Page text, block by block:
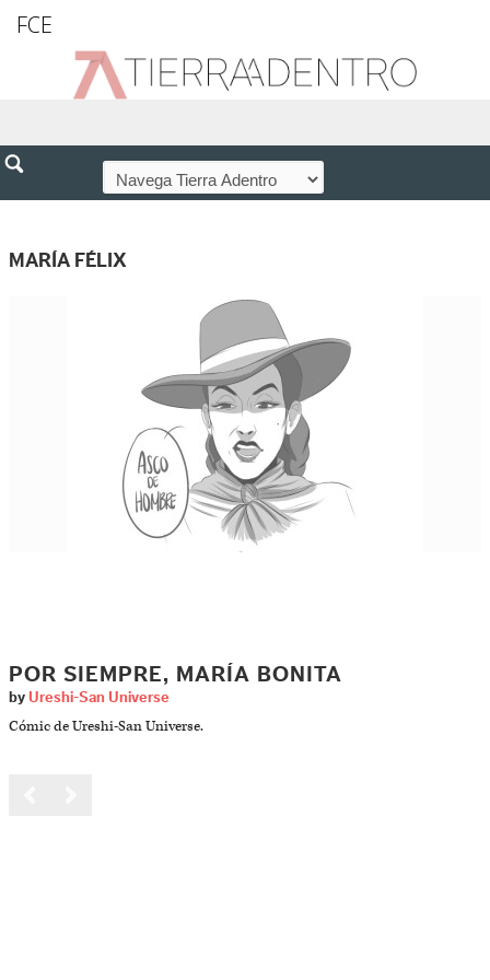
FCE
MARÍA FÉLIX
POR SIEMPRE, MARÍA BONITA
by Ureshi-San Universe
Cómic de Ureshi-San Universe.